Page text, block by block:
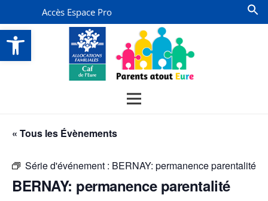
Ouvrir la barre d’outils
Accès Espace Pro
« Tous les Évènements
Série d'événement : BERNAY: permanence parentalité
BERNAY: permanence parentalité